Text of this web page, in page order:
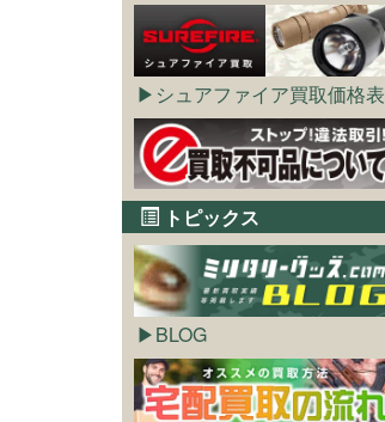
シュアファイア買取価格表
トピックス
BLOG